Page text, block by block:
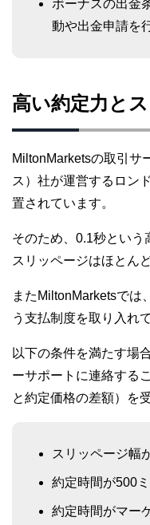
ボーナスの出金
動や出金申請を
高い約定力と
MiltonMarketsの取引サ
ス）社が運営するロン
置されています。
そのため、0.1秒とい
スリッページはほとん
またMiltonMarketsでは
う支払制度を取り入れ
以下の条件を満たす場
ーサポートに連絡する
と約定価格の差額）を
スリッページ幅
約定時間が500
約定時間がマー